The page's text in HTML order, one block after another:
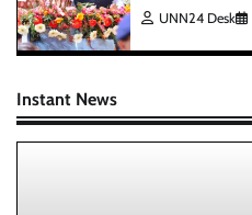
UNN24 Desk
Instant News